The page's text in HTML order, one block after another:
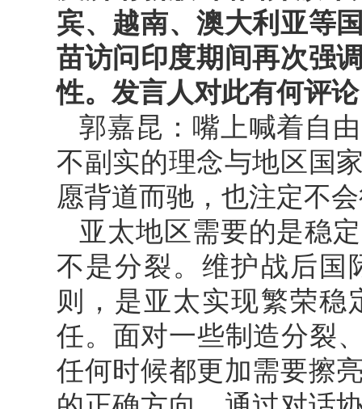
宾、越南、澳大利亚等
苗访问印度期间再次强
性。发言人对此有何评
郭嘉昆：嘴上喊着自
不副实的理念与地区国
愿背道而驰，也注定不
亚太地区需要的是稳
不是分裂。维护战后国
则，是亚太实现繁荣稳
任。面对一些制造分裂
任何时候都更加需要擦